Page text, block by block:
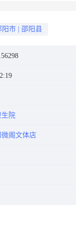
阳市 邵阳县
生院
阁文体店